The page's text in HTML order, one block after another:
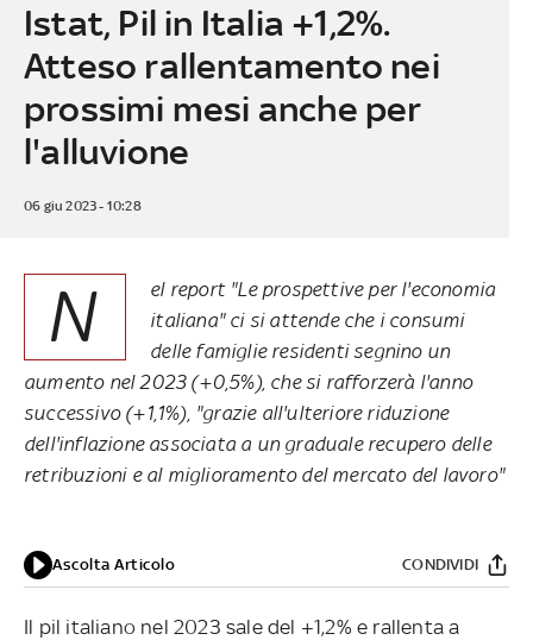
Istat, Pil in Italia +1,2%.
Atteso rallentamento nei
prossimi mesi anche per
l'alluvione
06 giu 2023 - 10:28
N
el report "Le prospettive per l'economia
italiana" ci si attende che i consumi
delle famiglie residenti segnino un
aumento nel 2023 (+0,5%), che si rafforzerà l'anno
successivo (+1,1%), "grazie all'ulteriore riduzione
dell'inflazione associata a un graduale recupero delle
retribuzioni e al miglioramento del mercato del lavoro"
Ascolta Articolo CONDIVIDI
Il pil italiano nel 2023 sale del +1,2% e rallenta a